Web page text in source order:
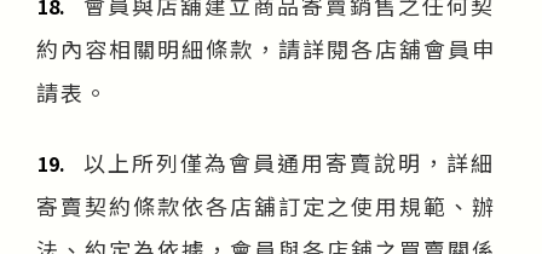
18.
約內容相關明細條款，請詳閱各店舖會員申
請表。
19.
以上所列僅為會員通用寄賣說明，詳細
寄賣契約條款依各店舖訂定之使用規範、辦